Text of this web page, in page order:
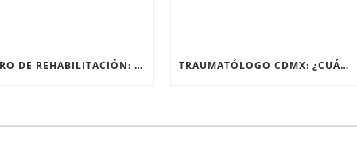
CENTRO DE REHABILITACIÓN: ¿QUÉ PASA EN SU PRIMERA SESIÓN? TRAUMATÓLOGO CDMX: ¿CUÁNDO EL DOLOR DE RODILLA NECESITA UN ESPECIALISTA?